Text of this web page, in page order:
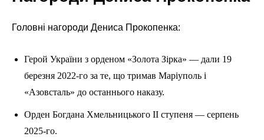
Головні нагороди Дениса Прокопенка:
Герой України з орденом «Золота Зірка» — дали 19
березня 2022-го за те, що тримав Маріуполь і
«Азовсталь» до останнього наказу.
Орден Богдана Хмельницького II ступеня — серпень
2025-го.